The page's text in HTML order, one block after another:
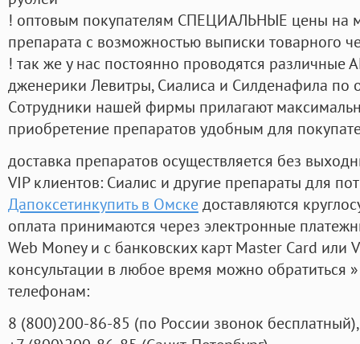
! оптовым покупателям СПЕЦИАЛЬНЫЕ цены на
препарата с возможностью выписки товарного
! так же у нас постоянно проводятся
дженерики Левитры, Сиалиса и Силденафила по
Cотрудники нашей фирмы прилагают
приобретение препаратов удобным для
доставка препаратов осуществляется без
VIP клиентов: Сиалис и другие препараты для
Дапоксетинкупить в Омскедоставляются
оплата принимаются через электронные
Web Money и с банковских карт Master Card или
консультации в любое время можно обратиться
телефонам:
8 (800)200-86-85 (по России звонок бесплатный),